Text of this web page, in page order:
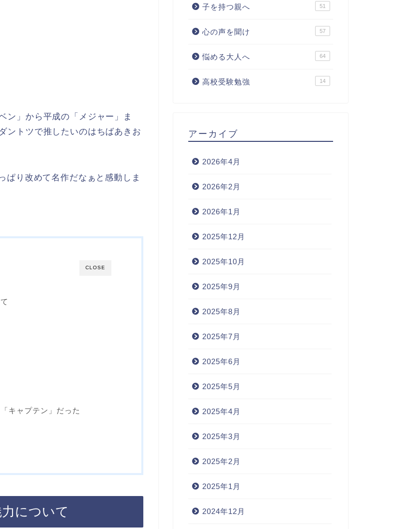
ン」から平成の「メジャー」ま
ントツで推したいのはちばあきお
ぱり改めて名作だなぁと感動しま
CLOSE
キャプテン」だった
について
子を持つ親へ 51
心の声を聞け 57
悩める大人へ 64
高校受験勉強 14
アーカイブ
2026年4月
2026年2月
2026年1月
2025年12月
2025年10月
2025年9月
2025年8月
2025年7月
2025年6月
2025年5月
2025年4月
2025年3月
2025年2月
2025年1月
2024年12月